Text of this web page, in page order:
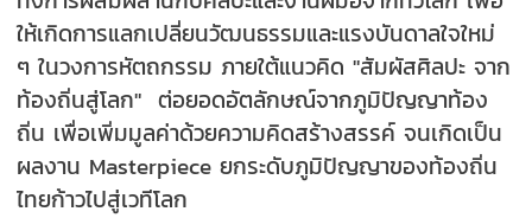
ให้เกิดการแลกเปลี่ยนวัฒนธรรมและแรงบันดาลใจใหม่
ๆ ในวงการหัตถกรรม ภายใต้แนวคิด "สัมผัสศิลปะ จาก
ท้องถิ่นสู่โลก" ต่อยอดอัตลักษณ์จากภูมิปัญญาท้อง
ถิ่น เพื่อเพิ่มมูลค่าด้วยความคิดสร้างสรรค์ จนเกิดเป็น
ผลงาน Masterpiece ยกระดับภูมิปัญญาของท้องถิ่น
ไทยก้าวไปสู่เวทีโลก